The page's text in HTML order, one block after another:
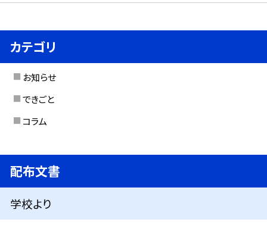
カテゴリ
お知らせ
できごと
コラム
配布文書
学校より